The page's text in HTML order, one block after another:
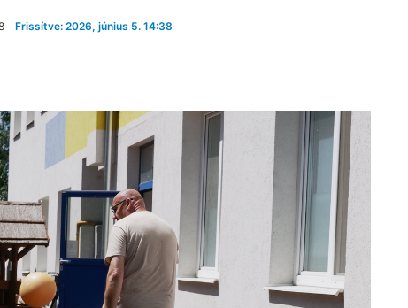
Frissítve: 2026, június 5. 14:38